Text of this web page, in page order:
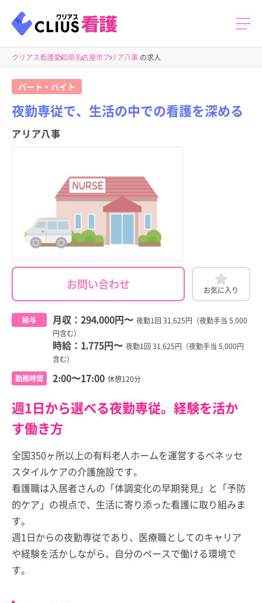
クリアス看護愛知県名古屋市アリア八事 の求人
パート・バイト
夜勤専従で、生活の中での看護を深める
アリア八事
お問い合わせ お気に入り
給与 月収： 294,000円〜 夜勤1回 31,625円（夜勤手当 5,000
円含む）
時給： 1,775円〜 夜勤1回 31,625円（夜勤手当 5,000円
含む）
勤務時間
2:00〜17:00 休憩120分
週1日から選べる夜勤専従。経験を活か
す働き方
全国350ヶ所以上の有料老人ホームを運営するベネッセ
スタイルケアの介護施設です。
看護職は入居者さんの「体調変化の早期発見」と「予防
的ケア」の視点で、生活に寄り添った看護に取り組みま
す。
週1日からの夜勤専従であり、医療職としてのキャリア
や経験を活かしながら、自分のペースで働ける環境で
す。